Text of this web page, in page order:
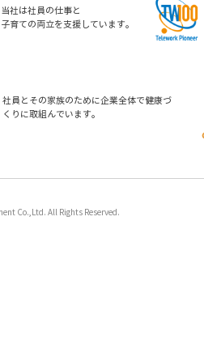
当社は社員の仕事と
子育ての両立を支援しています。
社員とその家族のために企業全体で健康づ
くりに取組んでいます。
Co.,Ltd. All Rights Reserved.